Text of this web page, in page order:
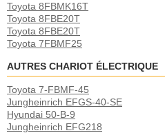
Toyota 8FBMK16T
Toyota 8FBE20T
Toyota 8FBE20T
Toyota 7FBMF25
AUTRES CHARIOT ÉLECTRIQUE
Toyota 7-FBMF-45
Jungheinrich EFGS-40-SE
Hyundai 50-B-9
Jungheinrich EFG218